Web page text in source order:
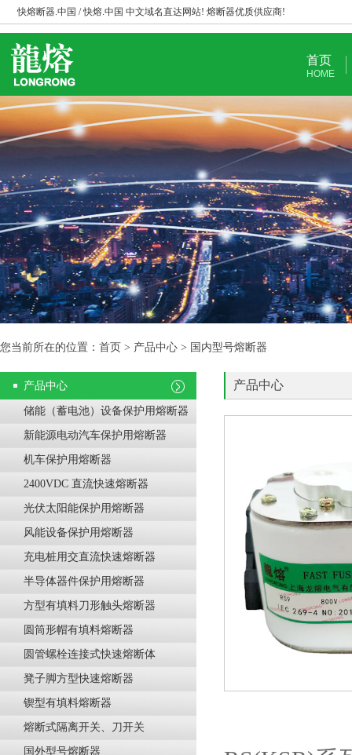
快熔断器.中国 / 快熔.中国 中文域名直达网站! 熔断器优质供应商!
首页
HOME
您当前所在的位置：首页 > 产品中心 > 国内型号熔断器
产品中心
储能（蓄电池）设备保护用熔断器
新能源电动汽车保护用熔断器
机车保护用熔断器
2400VDC 直流快速熔断器
光伏太阳能保护用熔断器
风能设备保护用熔断器
充电桩用交直流快速熔断器
半导体器件保护用熔断器
方型有填料刀形触头熔断器
圆筒形帽有填料熔断器
圆管螺栓连接式快速熔断体
凳子脚方型快速熔断器
锲型有填料熔断器
熔断式隔离开关、刀开关
国外型号熔断器
产品中心